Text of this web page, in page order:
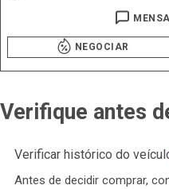
NEGOCIAR
Verifique antes
Verificar histórico do
Antes de decidir comprar,